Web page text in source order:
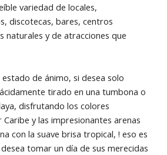
variedad de locales,
discotecas, bares, centros
naturales y de atracciones que
de ánimo, si desea solo
tirado en una tumbona o
disfrutando los colores
y las impresionantes arenas
con la suave brisa tropical, ! eso es
tomar un día de sus merecidas